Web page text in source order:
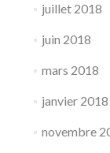
juillet 2018
juin 2018
mars 2018
janvier 2018
novembre